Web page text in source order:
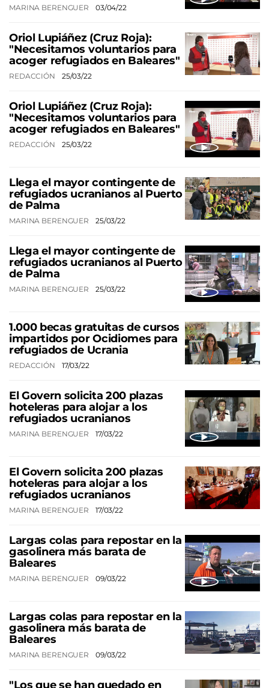
MARINA BERENGUER 03/04/22
Oriol Lupiáñez (Cruz Roja):
"Necesitamos voluntarios para
acoger refugiados en Baleares"
REDACCIÓN 25/03/22
Oriol Lupiáñez (Cruz Roja):
"Necesitamos voluntarios para
acoger refugiados en Baleares"
REDACCIÓN 25/03/22
Llega el mayor contingente de
refugiados ucranianos al Puerto
de Palma
MARINA BERENGUER 25/03/22
Llega el mayor contingente de
refugiados ucranianos al Puerto
de Palma
MARINA BERENGUER 25/03/22
1.000 becas gratuitas de cursos
impartidos por Ocidiomes para
refugiados de Ucrania
REDACCIÓN 17/03/22
El Govern solicita 200 plazas
hoteleras para alojar a los
refugiados ucranianos
MARINA BERENGUER 17/03/22
El Govern solicita 200 plazas
hoteleras para alojar a los
refugiados ucranianos
MARINA BERENGUER 17/03/22
Largas colas para repostar en la
gasolinera más barata de
Baleares
MARINA BERENGUER 09/03/22
Largas colas para repostar en la
gasolinera más barata de
Baleares
MARINA BERENGUER 09/03/22
"Los que se han quedado en